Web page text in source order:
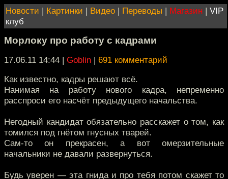
Новости | Картинки | Видео | Переводы | Магазин | VIP
клуб
Морлоку про работу с кадрами
17.06.11 14:44 | Goblin | 691 комментарий
Как известно, кадры решают всё.
Нанимая на работу нового кадра, непременно
расспроси его насчёт предыдущего начальства.
Негодный кандидат обязательно расскажет о том, как
томился под гнётом гнусных тварей.
Сам-то он прекрасен, а вот омерзительные
начальники не давали развернуться.
Будь уверен — эта гнида и про тебя потом скажет то